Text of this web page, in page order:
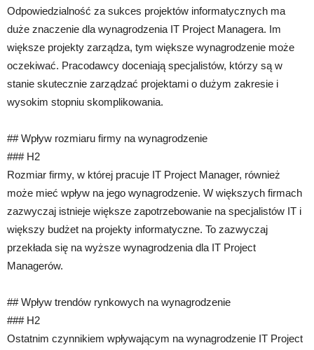
Odpowiedzialność za sukces projektów informatycznych ma
duże znaczenie dla wynagrodzenia IT Project Managera. Im
większe projekty zarządza, tym większe wynagrodzenie może
oczekiwać. Pracodawcy doceniają specjalistów, którzy są w
stanie skutecznie zarządzać projektami o dużym zakresie i
wysokim stopniu skomplikowania.
## Wpływ rozmiaru firmy na wynagrodzenie
### H2
Rozmiar firmy, w której pracuje IT Project Manager, również
może mieć wpływ na jego wynagrodzenie. W większych firmach
zazwyczaj istnieje większe zapotrzebowanie na specjalistów IT i
większy budżet na projekty informatyczne. To zazwyczaj
przekłada się na wyższe wynagrodzenia dla IT Project
Managerów.
## Wpływ trendów rynkowych na wynagrodzenie
### H2
Ostatnim czynnikiem wpływającym na wynagrodzenie IT Project